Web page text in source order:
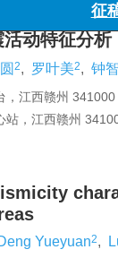
动特征分析
2, 罗叶美2, 钟
，江西赣州 341000
站，江西赣州
Yueyuan2,
险管理”专栏征
与地震科学进
征稿函